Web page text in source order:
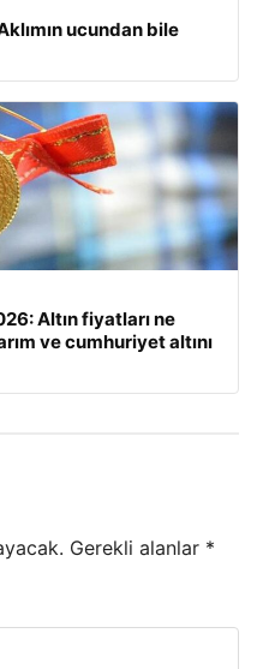
ucundan bile
Altın fiyatları ne
ve cumhuriyet altını
Gerekli alanlar *